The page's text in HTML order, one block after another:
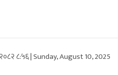
८:५६ | Sunday, August 10, 2025